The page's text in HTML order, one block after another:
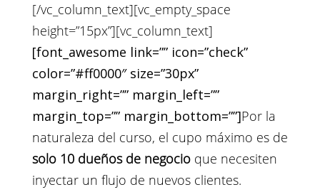
[/vc_column_text][vc_empty_space
height=”15px”][vc_column_text]
[font_awesome link=”” icon=”check”
color=”#ff0000″ size=”30px”
margin_right=”” margin_left=””
margin_top=”” margin_bottom=””]Por la
naturaleza del curso, el cupo máximo es de
solo 10 dueños de negocioque necesiten
inyectar un flujo de nuevos clientes.